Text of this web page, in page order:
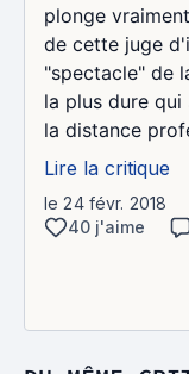
plonge
de cette juge
"spectacle" de
la plus dure qui
la distance
Lire la critique
le 24 févr. 2018
40 j'aime